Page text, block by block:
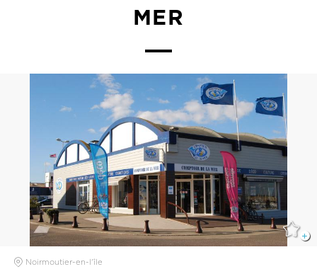
MER
Noirmoutier-en-l'île